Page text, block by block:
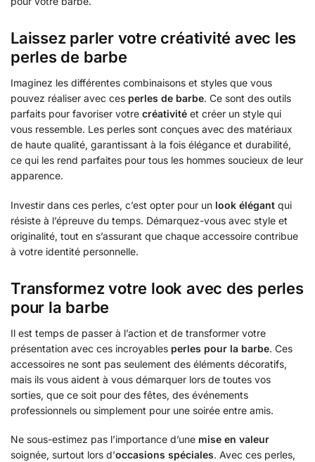
Laissez parler votre créativité avec les
perles de barbe
Imaginez les différentes combinaisons et styles que vous
pouvez réaliser avec ces perles de barbe. Ce sont des outils
parfaits pour favoriser votre créativité et créer un style qui
vous ressemble. Les perles sont conçues avec des matériaux
de haute qualité, garantissant à la fois élégance et durabilité,
ce qui les rend parfaites pour tous les hommes soucieux de leur
apparence.
Investir dans ces perles, c’est opter pour un look élégant qui
résiste à l’épreuve du temps. Démarquez-vous avec style et
originalité, tout en s’assurant que chaque accessoire contribue
à votre identité personnelle.
Transformez votre look avec des perles
pour la barbe
Il est temps de passer à l’action et de transformer votre
présentation avec ces incroyables perles pour la barbe. Ces
accessoires ne sont pas seulement des éléments décoratifs,
mais ils vous aident à vous démarquer lors de toutes vos
sorties, que ce soit pour des fêtes, des événements
professionnels ou simplement pour une soirée entre amis.
Ne sous-estimez pas l’importance d’une mise en valeur
soignée, surtout lors d’occasions spéciales. Avec ces perles,